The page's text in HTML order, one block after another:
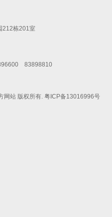
212栋201室
83898810
网站 版权所有. 粤ICP备13016996号